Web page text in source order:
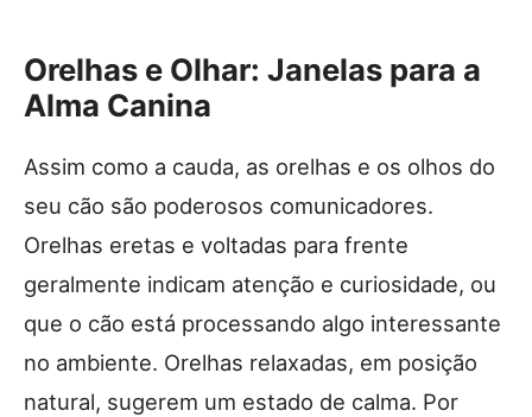
Orelhas e Olhar: Janelas para a
Alma Canina
Assim como a cauda, as orelhas e os olhos do
seu cão são poderosos comunicadores.
Orelhas eretas e voltadas para frente
geralmente indicam atenção e curiosidade, ou
que o cão está processando algo interessante
no ambiente. Orelhas relaxadas, em posição
natural, sugerem um estado de calma. Por